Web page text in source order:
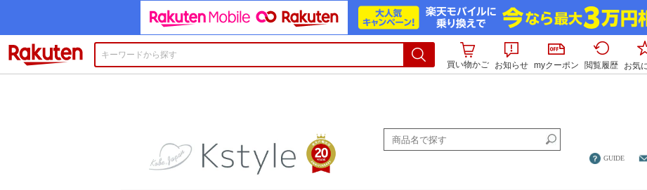
買い物かご
お知らせ myクーポン 閲覧履歴 お気
GUIDE